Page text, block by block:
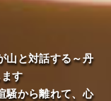
山と対話する～丹
す
騒から離れて、心